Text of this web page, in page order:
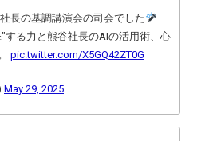
長の基調講演会の司会でした
する力と熊谷社長のAIの活用術、心
pic.twitter.com/X5GQ42ZT0G
May 29, 2025